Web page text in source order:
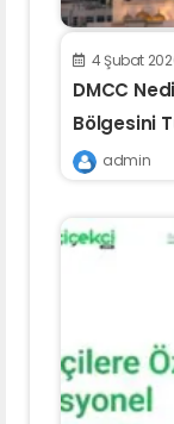
4 Şubat
DMCC
Bölgesini
admin